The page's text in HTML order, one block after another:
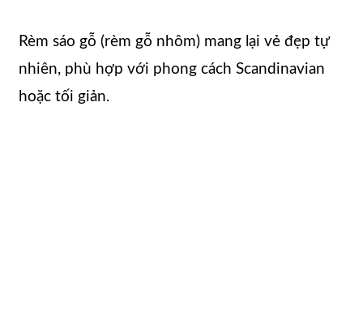
Rèm sáo gỗ (rèm gỗ nhôm) mang lại vẻ đẹp tự
nhiên, phù hợp với phong cách Scandinavian
hoặc tối giản.